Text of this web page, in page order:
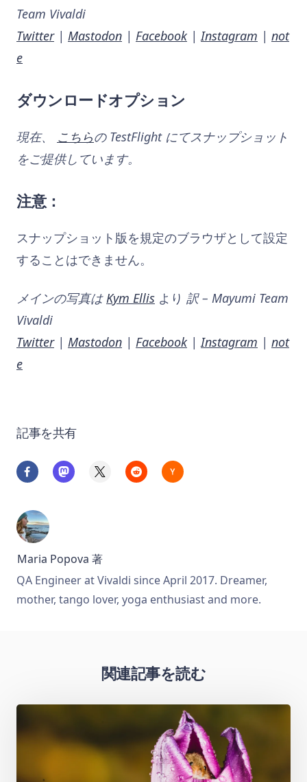
Team Vivaldi
Twitter| Mastodon | Facebook | Instagram | not
e
ダウンロードオプション
現在、 こちらの TestFlight にてスナップショット
をご提供しています。
注意：
スナップショット版を規定のブラウザとして設定
することはできません。
メインの写真は Kym Ellis より 訳 – Mayumi Team
Vivaldi
Twitter| Mastodon | Facebook | Instagram | not
e
記事を共有
Maria Popova 著
QA Engineer at Vivaldi since April 2017. Dreamer,
mother, tango lover, yoga enthusiast and more.
関連記事を読む